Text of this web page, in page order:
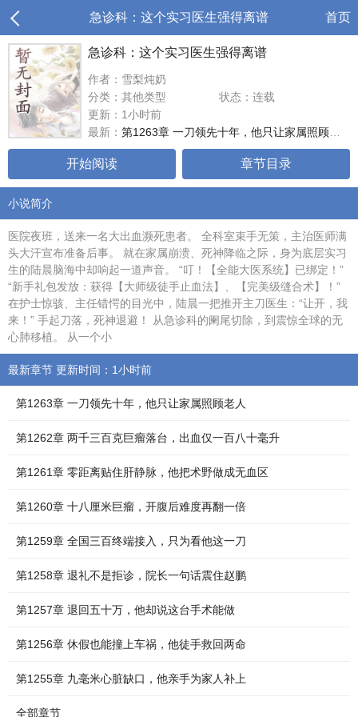
急诊科：这个实习医生强得离谱 首页
急诊科：这个实习医生强得离谱
作者：雪梨炖奶
分类：其他类型
状态：连载
更新：1小时前
最新： 第1263章 一刀领先十年，他只让家属照顾老人
开始阅读 章节目录
小说简介
医院夜班，送来一名大出血濒死患者。 全科室束手无策，主治医师满
头大汗宣布准备后事。 就在家属崩溃、死神降临之际，身为底层实习
生的陆晨脑海中却响起一道声音。 “叮！【全能大医系统】已绑定！”
“新手礼包发放：获得【大师级徒手止血法】、【完美级缝合术】！”
在护士惊骇、主任错愕的目光中，陆晨一把推开主刀医生：“让开，我
来！” 手起刀落，死神退避！ 从急诊科的阑尾切除，到震惊全球的无
心肺移植。 从一个小
最新章节 更新时间：1小时前
第1263章 一刀领先十年，他只让家属照顾老人
第1262章 两千三百克巨瘤落台，出血仅一百八十毫升
第1261章 零距离贴住肝静脉，他把术野做成无血区
第1260章 十八厘米巨瘤，开腹后难度再翻一倍
第1259章 全国三百终端接入，只为看他这一刀
第1258章 退礼不是拒诊，院长一句话震住赵鹏
第1257章 退回五十万，他却说这台手术能做
第1256章 休假也能撞上车祸，他徒手救回两命
第1255章 九毫米心脏缺口，他亲手为家人补上
全部章节